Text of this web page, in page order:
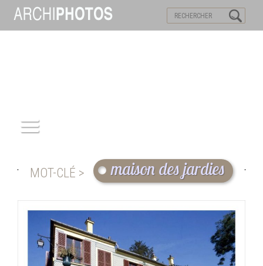
PATRIMOINE
REPORTAGE
MOT-CLÉ > maison des jardies